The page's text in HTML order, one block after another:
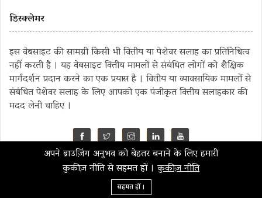
डिस्क्लेमर
इस वेबसाइट की सामग्री किसी भी वित्तीय या पेशेवर सलाह का प्रतिनिधित्व
नहीं करती है । यह वेबसाइट वित्तीय मामलों से संबंधित लोगों को शैक्षिक
मार्गदर्शन प्रदान करने का एक प्रयास है । वित्तीय या व्यावसायिक मामलों से
संबंधित पेशेवर सलाह के लिए आपको एक पंजीकृत वित्तीय सलाहकार की
मदद लेनी चाहिए ।
©2023 MahaMoney
अपने ब्राउज़िंग अनुभव को बेहतर बनाने के लिए हमारी
कुकीज़ नीति से सहमत हों । कुकीज़ नीति
सहमत हों ।